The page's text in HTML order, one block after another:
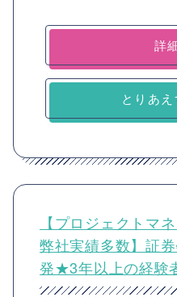
詳
とりあ
【プロジェクトマ
弊社実績多数】証
発★3年以上の経験